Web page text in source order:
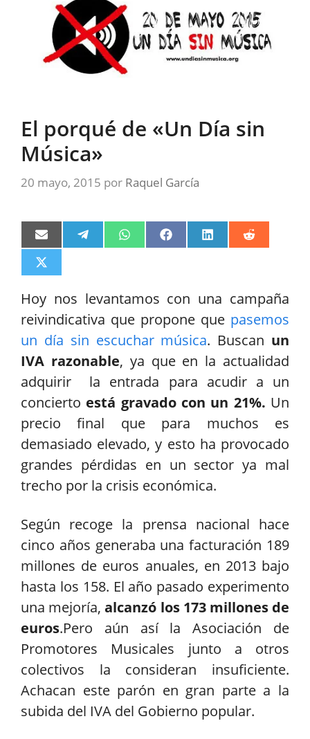
El porqué de «Un Día sin
Música»
20 mayo, 2015 por Raquel García
Compartir
en
Email
Compartir
en
Compartir
en
Compartir
en
Compartir
en
Compartir
en
Compartir
en
(Twitter)
Hoy nos levantamos con una campaña
reivindicativa que propone que pasemos
un día sin escuchar música. Buscan un
IVA razonable, ya que en la actualidad
adquirir la entrada para acudir a un
concierto está gravado con un 21%. Un
precio final que para muchos es
demasiado elevado, y esto ha provocado
grandes pérdidas en un sector ya mal
trecho por la crisis económica.
Según recoge la prensa nacional hace
cinco años generaba una facturación 189
millones de euros anuales, en 2013 bajo
hasta los 158. El año pasado experimento
una mejoría,alcanzó los 173 millones de
euros.Pero aún así la Asociación de
Promotores Musicales junto a otros
colectivos la consideran insuficiente.
Achacan este parón en gran parte a la
subida del IVA del Gobierno popular.